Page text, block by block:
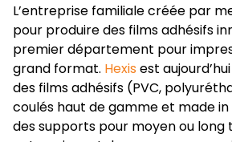
L’entreprise familiale créée par
pour produire des films adhésifs
premier département pour
grand format. Hexis est
des films adhésifs (PVC,
coulés haut de gamme et made
des supports pour moyen ou long